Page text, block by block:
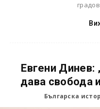
Евгени
дава свобода
Българска